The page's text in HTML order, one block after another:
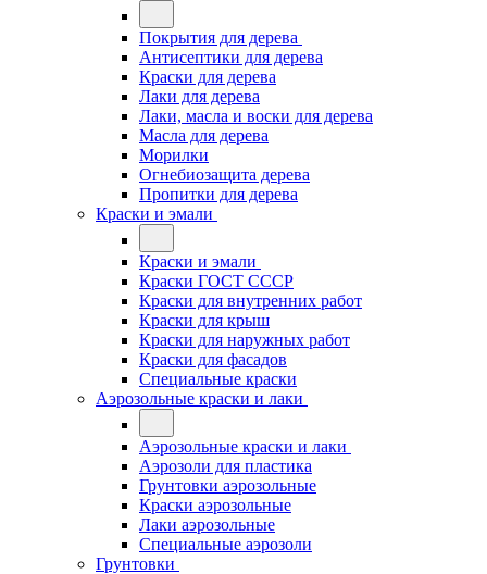
Покрытия для дерева
Антисептики для дерева
Краски для дерева
Лаки для дерева
Лаки, масла и воски для дерева
Масла для дерева
Морилки
Огнебиозащита дерева
Пропитки для дерева
Краски и эмали
Краски и эмали
Краски ГОСТ СССР
Краски для внутренних работ
Краски для крыш
Краски для наружных работ
Краски для фасадов
Специальные краски
Аэрозольные краски и лаки
Аэрозольные краски и лаки
Аэрозоли для пластика
Грунтовки аэрозольные
Краски аэрозольные
Лаки аэрозольные
Специальные аэрозоли
Грунтовки